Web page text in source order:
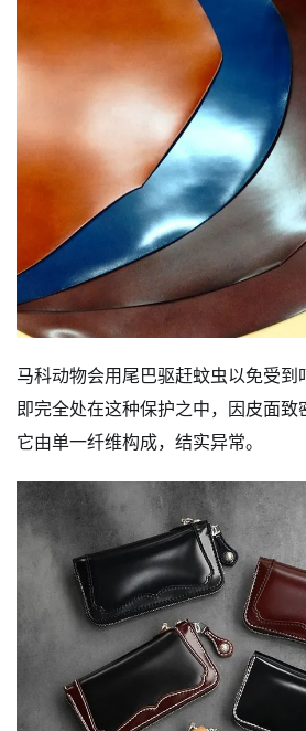
马科动物会用尾巴驱赶蚊虫以免受
即完全处在这种保护之中，因皮面致
它由单一纤维构成，结实异常。